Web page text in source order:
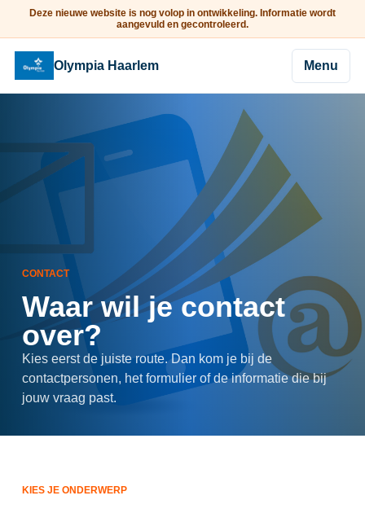
Deze nieuwe website is nog volop in ontwikkeling. Informatie wordt
aangevuld en gecontroleerd.
Olympia Haarlem Menu
CONTACT
Waar wil je contact
over?
Kies eerst de juiste route. Dan kom je bij de
contactpersonen, het formulier of de informatie die bij
jouw vraag past.
KIES JE ONDERWERP